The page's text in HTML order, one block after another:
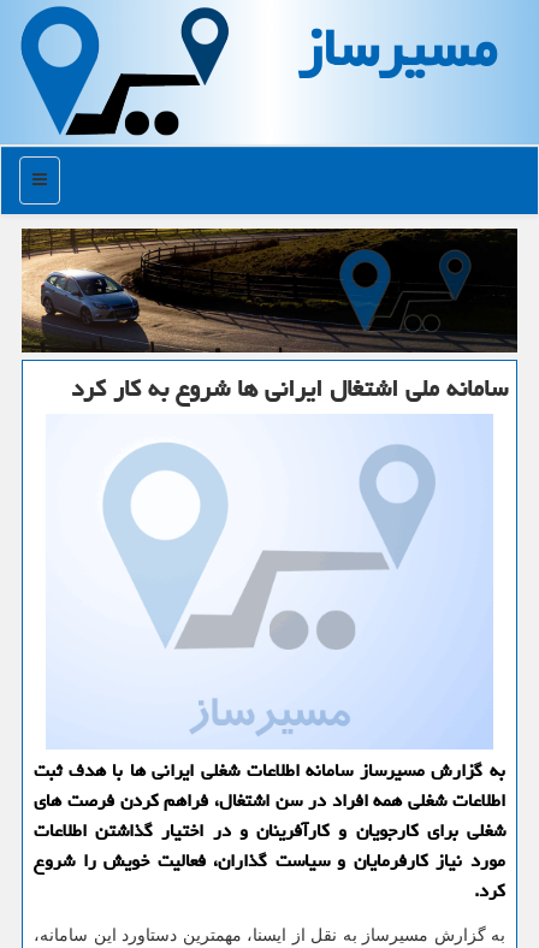
مسیرساز
منو
سامانه ملی اشتغال ایرانی ها شروع به كار كرد
به گزارش مسیرساز سامانه اطلاعات شغلی ایرانی ها با هدف ثبت
اطلاعات شغلی همه افراد در سن اشتغال، فراهم كردن فرصت های
شغلی برای كارجویان و كارآفرینان و در اختیار گذاشتن اطلاعات
مورد نیاز كارفرمایان و سیاست گذاران، فعالیت خویش را شروع
كرد.
به گزارش مسیرساز به نقل از ایسنا، مهمترین دستاورد این سامانه،